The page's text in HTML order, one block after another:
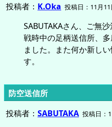
投稿者： K.Oka 投稿日：11月
SABUTAKAさん、ご無沙
戦時中の足柄送信所、
ました。また何か新し
す。
防空送信所
投稿者： SABUTAKA 投稿日：